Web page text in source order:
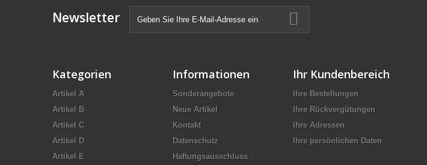
Newsletter
Kategorien
Artikel A
Artikel B
Artikel C
Artikel D
Artikel E
Informationen
Sonderangebote
Neue Artikel
Kontakt
Datenschutz
Haftungsausschluss
Ihr Kundenbereich
Ihre Bestellungen
Ihre Rückvergütungen
Ihre Adressen
Ihre persönlichen Daten